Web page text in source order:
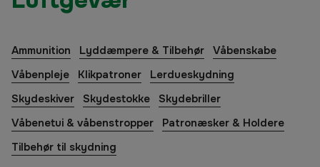
Ammunition Lyddæmpere & Tilbehør Våbenskabe
Våbenpleje
Klikpatroner
Lerdueskydning
Skydeskiver
Skydestokke
Skydebriller
Våbenetui & våbenstropper
Patronæsker & Holdere
Tilbehør til skydning